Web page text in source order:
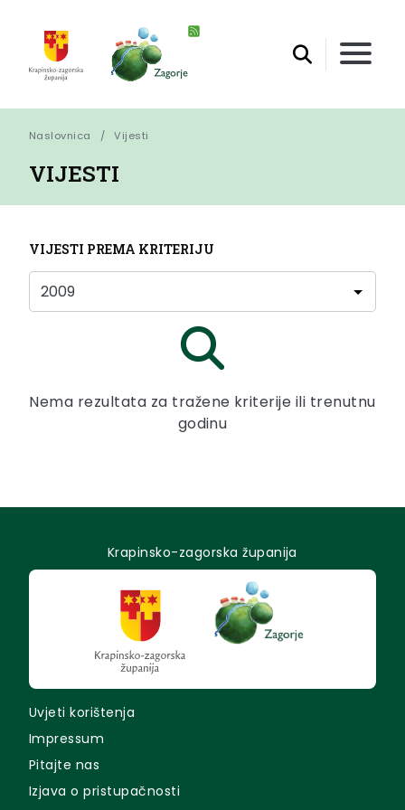
Naslovnica Vijesti
VIJESTI
VIJESTI PREMA KRITERIJU
Nema rezultata za tražene kriterije ili trenutnu
godinu
Krapinsko-zagorska županija
Uvjeti korištenja
Impressum
Pitajte nas
Izjava o pristupačnosti